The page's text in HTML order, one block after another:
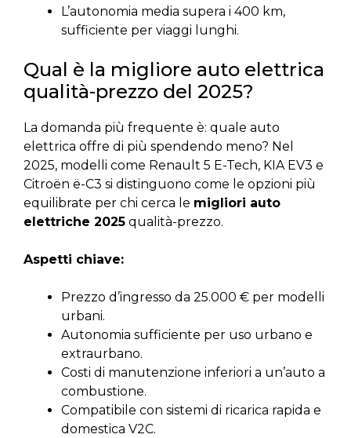
L’autonomia media supera i 400 km,
sufficiente per viaggi lunghi.
Qual è la migliore auto elettrica
qualità-prezzo del 2025?
La domanda più frequente è: quale auto
elettrica offre di più spendendo meno? Nel
2025, modelli come Renault 5 E-Tech, KIA EV3 e
Citroën ë-C3 si distinguono come le opzioni più
equilibrate per chi cerca le migliori auto
elettriche 2025 qualità-prezzo.
Aspetti chiave:
Prezzo d’ingresso da 25.000 € per modelli
urbani.
Autonomia sufficiente per uso urbano e
extraurbano.
Costi di manutenzione inferiori a un’auto a
combustione.
Compatibile con sistemi di ricarica rapida e
domestica V2C.